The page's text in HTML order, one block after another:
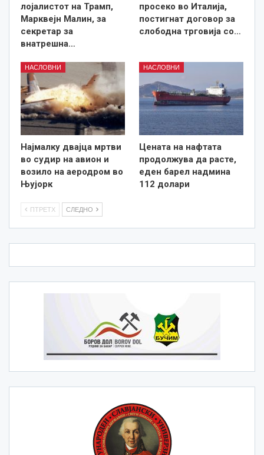
лојалистот на Трамп,
Марквејн Малин, за
секретар за
внатрешна…
просеко во Италија,
постигнат договор за
слободна трговија со…
НАСЛОВНИ
Најмалку двајца мртви
во судир на авион и
возило на аеродром во
Њујорк
НАСЛОВНИ
Цената на нафтата
продолжува да расте,
еден барел надмина
112 долари
ПТРЕТХ СЛЕДНО